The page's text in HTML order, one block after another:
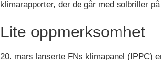
klimarapporter, der de går med solbriller
Lite oppmerksomhet
20. mars lanserte FNs klimapanel (IPPC)